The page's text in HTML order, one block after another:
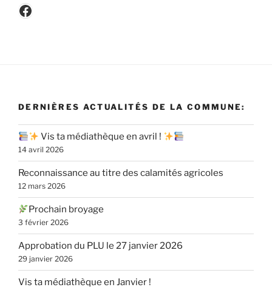
Facebook
DERNIÈRES ACTUALITÉS DE LA COMMUNE:
Vis ta médiathèque en avril !
14 avril 2026
Reconnaissance au titre des calamités agricoles
12 mars 2026
Prochain broyage
3 février 2026
Approbation du PLU le 27 janvier 2026
29 janvier 2026
Vis ta médiathèque en Janvier !